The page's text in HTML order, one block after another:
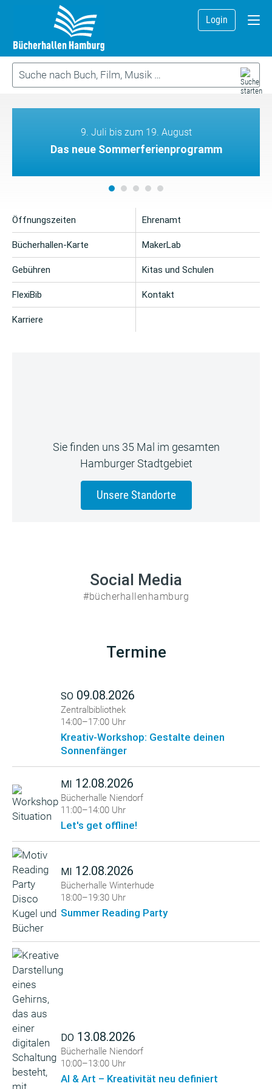
Login
9. Juli bis zum 19. August
Das neue Sommerferienprogramm
Öffnungszeiten
Bücherhallen-Karte
Gebühren
FlexiBib
Karriere
Ehrenamt
MakerLab
Kitas und Schulen
Kontakt
Sie finden uns 35 Mal im gesamten
Hamburger Stadtgebiet
Unsere Standorte
Social Media
#bücherhallenhamburg
Termine
SO 09.08.2026
Zentralbibliothek
14:00–17:00 Uhr
Kreativ-Workshop: Gestalte deinen
Sonnenfänger
MI 12.08.2026
Bücherhalle Niendorf
11:00–14:00 Uhr
Let's get offline!
MI 12.08.2026
Bücherhalle Winterhude
18:00–19:30 Uhr
Summer Reading Party
DO 13.08.2026
Bücherhalle Niendorf
10:00–13:00 Uhr
AI & Art – Kreativität neu definiert